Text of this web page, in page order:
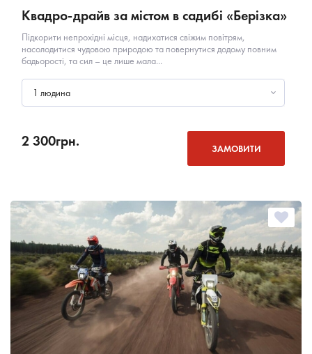
Квадро-драйв за містом в садибі «Берізка»
Підкорити непрохідні місця, надихатися свіжим повітрям,
насолодитися чудовою природою та повернутися додому повним
бадьорості, та сил – це лише мала...
1 людина
2 300грн. ЗАМОВИТИ